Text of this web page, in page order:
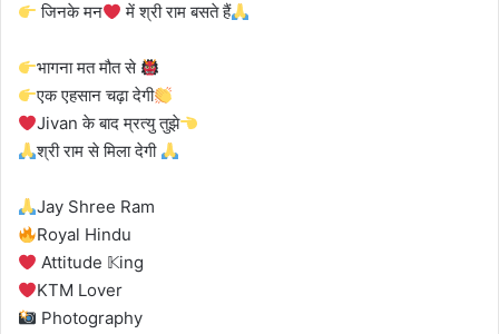
जिनके मन
में श्री राम बसते हैं
भागना मत मौत से
एक एहसान चढ़ा देगी
Jivan के बाद म्रत्यु तुझे
श्री राम से मिला देगी
Jay Shree Ram
Royal Hindu
Attitude 𝕂ing
KTM Lover
Photography